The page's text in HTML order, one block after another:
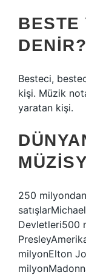
BESTE
DENIR?
Besteci,
kişi. Müzik
yaratan kişi.
250
Devletleri500
milyonElton